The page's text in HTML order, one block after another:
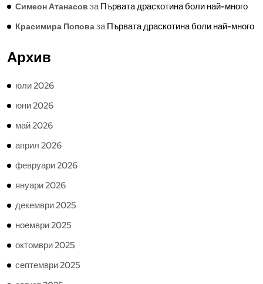
Симеон Атанасов заПървата драскотина боли най-много
Красимира ПоповазаПървата драскотина боли най-много
Архив
юли 2026
юни 2026
май 2026
април 2026
февруари 2026
януари 2026
декември 2025
ноември 2025
октомври 2025
септември 2025